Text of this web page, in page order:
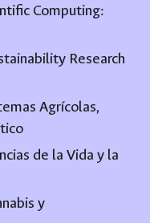
Computing:
Research
Agrícolas,
de la Vida y la
y